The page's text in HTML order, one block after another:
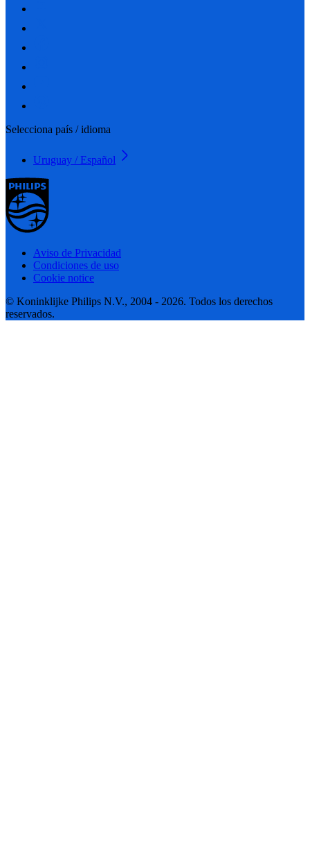
Selecciona país / idioma
Uruguay / Español
Aviso de Privacidad
Condiciones de uso
Cookie notice
© Koninklijke Philips N.V., 2004 - 2026. Todos los derechos
reservados.